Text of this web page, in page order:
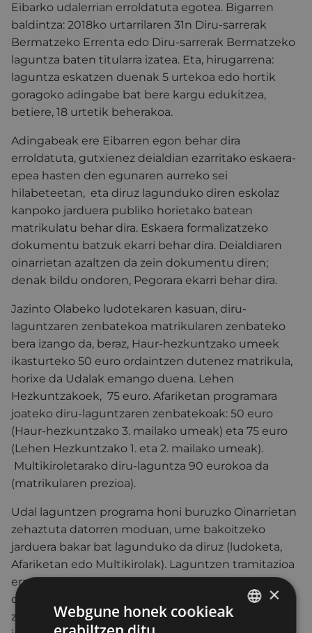
Eibarko udalerrian erroldatuta egotea. Bigarren
baldintza: 2018ko urtarrilaren 31n Diru-sarrerak
Bermatzeko Errenta edo Diru-sarrerak Bermatzeko
laguntza baten titularra izatea. Eta, hirugarrena:
laguntza eskatzen duenak 5 urtekoa edo hortik
goragoko adingabe bat bere kargu edukitzea,
betiere, 18 urtetik beherakoa.
Adingabeak ere Eibarren egon behar dira
erroldatuta, gutxienez deialdian ezarritako eskaera-
epea hasten den egunaren aurreko sei
hilabeteetan, eta diruz lagunduko diren eskolaz
kanpoko jarduera publiko horietako batean
matrikulatu behar dira. Eskaera formalizatzeko
dokumentu batzuk ekarri behar dira. Deialdiaren
oinarrietan azaltzen da zein dokumentu diren;
denak bildu ondoren, Pegorara ekarri behar dira.
Jazinto Olabeko ludotekaren kasuan, diru-
laguntzaren zenbatekoa matrikularen zenbateko
bera izango da, beraz, Haur-hezkuntzako umeek
ikasturteko 50 euro ordaintzen dutenez matrikula,
horixe da Udalak emango duena. Lehen
Hezkuntzakoek, 75 euro. Afariketan programara
joateko diru-laguntzaren zenbatekoak: 50 euro
(Haur-hezkuntzako 3. mailako umeak) eta 75 euro
(Lehen Hezkuntzako 1. eta 2. mailako umeak).
Multikiroletarako diru-laguntza 90 eurokoa da
(matrikularen prezioa).
Udal laguntzen programa honi buruzko Oinarrietan
zehaztuta datorren moduan, ume bakoitzeko
jarduera bakar bat lagunduko da diruz (ludoketa,
Afariketan edo Multikirolak). Laguntzen tramitazioa
errazteko, familiak dirurik aurreratzen ibili ez
daitezen, diru-laguntzak ez zaizkie familiei
zuzenean emango: eskaerak onartu ondoren,
×
Webgune honek cookieak